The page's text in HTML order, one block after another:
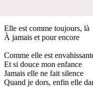
Elle est comme toujours, là
À jamais et pour encore
Comme elle est
Et si douce mon enfance
Jamais elle ne fait silence
Quand je dors, enfin elle